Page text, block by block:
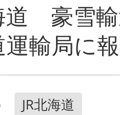
道 豪雪
運輸局に
JR北海道